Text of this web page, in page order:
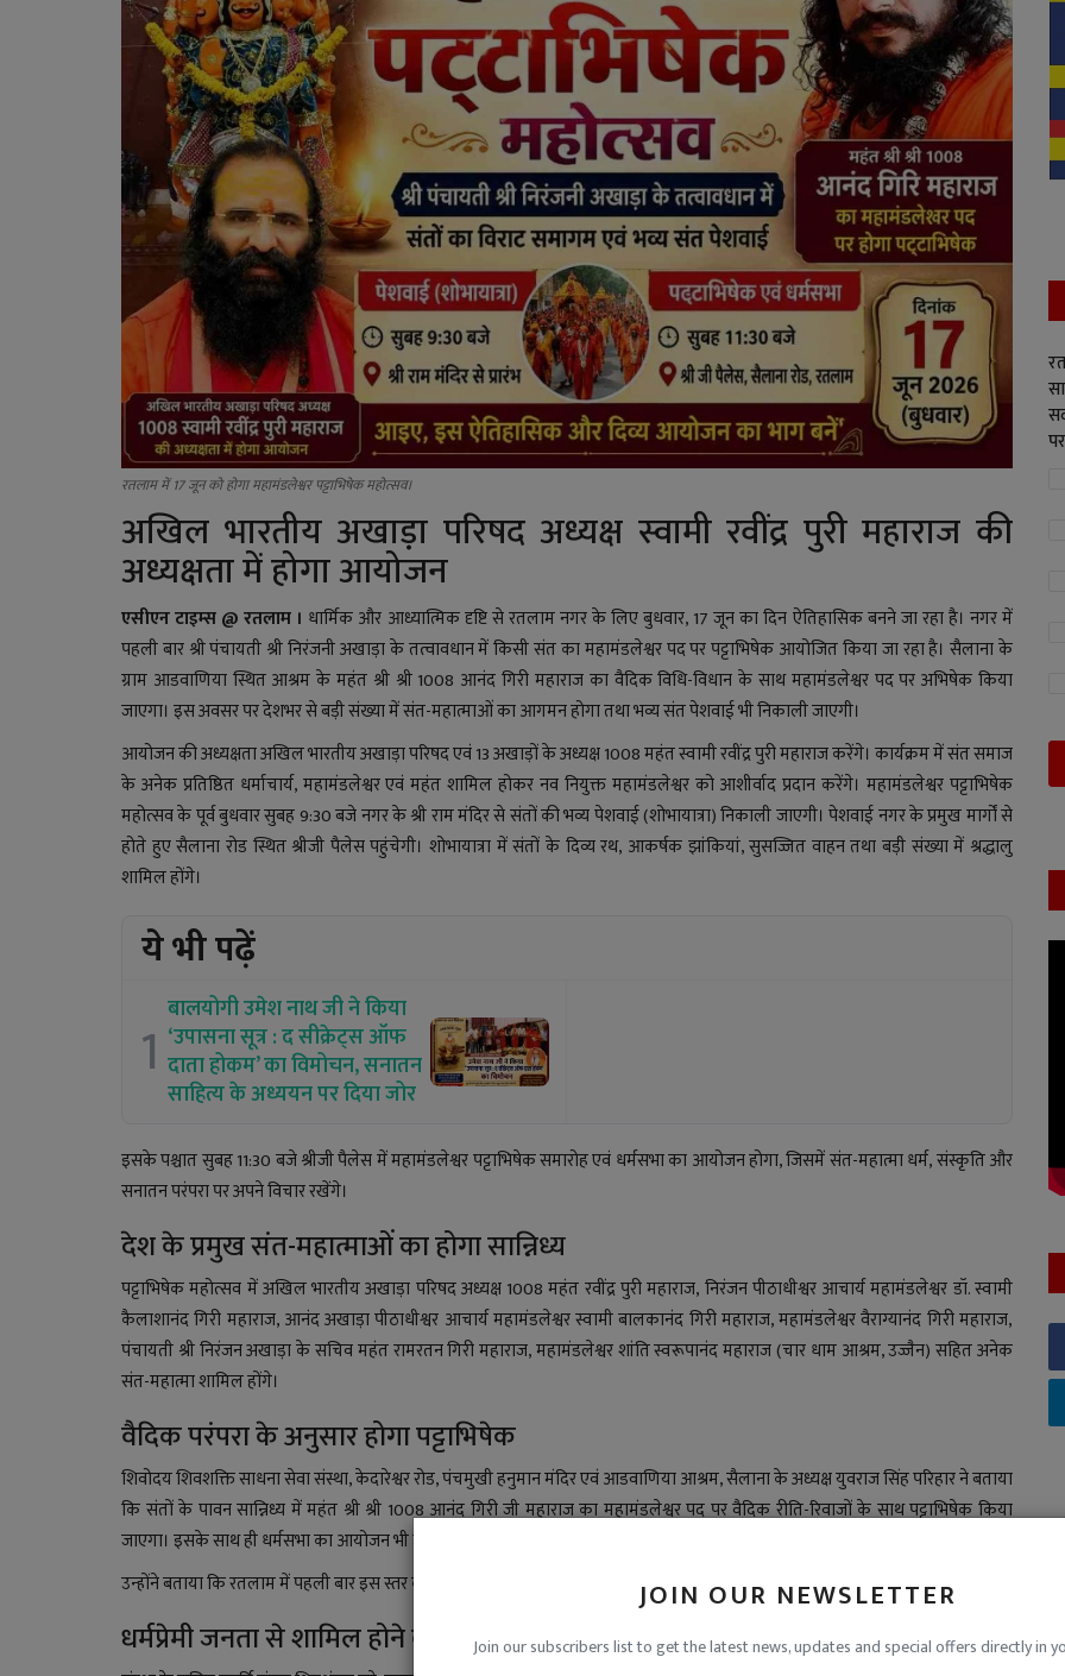
JOIN OUR NEWSLETTER
Join our subscribers list to get the latest news, updates and special offers directly in
रतलाम में 17 जून को होगा महामंडलेश्वर पट्टाभिषेक महोत्सव।
अखिल भारतीय अखाड़ा परिषद अध्यक्ष स्वामी रवींद्र पुरी महाराज की
अध्यक्षता में होगा आयोजन
एसीएन टाइम्स @ रतलाम । धार्मिक और आध्यात्मिक दृष्टि से रतलाम नगर के लिए बुधवार, 17 जून का दिन ऐतिहासिक बनने जा रहा है। नगर में
पहली बार श्री पंचायती श्री निरंजनी अखाड़ा के तत्वावधान में किसी संत का महामंडलेश्वर पद पर पट्टाभिषेक आयोजित किया जा रहा है। सैलाना के
ग्राम आडवाणिया स्थित आश्रम के महंत श्री श्री 1008 आनंद गिरी महाराज का वैदिक विधि-विधान के साथ महामंडलेश्वर पद पर अभिषेक किया
जाएगा। इस अवसर पर देशभर से बड़ी संख्या में संत-महात्माओं का आगमन होगा तथा भव्य संत पेशवाई भी निकाली जाएगी।
आयोजन की अध्यक्षता अखिल भारतीय अखाड़ा परिषद एवं 13 अखाड़ों के अध्यक्ष 1008 महंत स्वामी रवींद्र पुरी महाराज करेंगे। कार्यक्रम में संत समाज
के अनेक प्रतिष्ठित धर्माचार्य, महामंडलेश्वर एवं महंत शामिल होकर नव नियुक्त महामंडलेश्वर को आशीर्वाद प्रदान करेंगे। महामंडलेश्वर पट्टाभिषेक
महोत्सव के पूर्व बुधवार सुबह 9:30 बजे नगर के श्री राम मंदिर से संतों की भव्य पेशवाई (शोभायात्रा) निकाली जाएगी। पेशवाई नगर के प्रमुख मार्गों से
होते हुए सैलाना रोड स्थित श्रीजी पैलेस पहुंचेगी। शोभायात्रा में संतों के दिव्य रथ, आकर्षक झांकियां, सुसज्जित वाहन तथा बड़ी संख्या में श्रद्धालु
शामिल होंगे।
ये भी पढ़ें
1 बालयोगी उमेश नाथ जी ने किया
‘उपासना सूत्र : द सीक्रेट्स ऑफ
दाता होकम’ का विमोचन, सनातन
साहित्य के अध्ययन पर दिया जोर
इसके पश्चात सुबह 11:30 बजे श्रीजी पैलेस में महामंडलेश्वर पट्टाभिषेक समारोह एवं धर्मसभा का आयोजन होगा, जिसमें संत-महात्मा धर्म, संस्कृति और
सनातन परंपरा पर अपने विचार रखेंगे।
देश के प्रमुख संत-महात्माओं का होगा सान्निध्य
पट्टाभिषेक महोत्सव में अखिल भारतीय अखाड़ा परिषद अध्यक्ष 1008 महंत रवींद्र पुरी महाराज, निरंजन पीठाधीश्वर आचार्य महामंडलेश्वर डॉ. स्वामी
कैलाशानंद गिरी महाराज, आनंद अखाड़ा पीठाधीश्वर आचार्य महामंडलेश्वर स्वामी बालकानंद गिरी महाराज, महामंडलेश्वर वैराग्यानंद गिरी महाराज,
पंचायती श्री निरंजन अखाड़ा के सचिव महंत रामरतन गिरी महाराज, महामंडलेश्वर शांति स्वरूपानंद महाराज (चार धाम आश्रम, उज्जैन) सहित अनेक
संत-महात्मा शामिल होंगे।
वैदिक परंपरा के अनुसार होगा पट्टाभिषेक
शिवोदय शिवशक्ति साधना सेवा संस्था, केदारेश्वर रोड, पंचमुखी हनुमान मंदिर एवं आडवाणिया आश्रम, सैलाना के अध्यक्ष युवराज सिंह परिहार ने बताया
कि संतों के पावन सान्निध्य में महंत श्री श्री 1008 आनंद गिरी जी महाराज का महामंडलेश्वर पद पर वैदिक रीति-रिवाजों के साथ पट्टाभिषेक किया
जाएगा। इसके साथ ही धर्मसभा का आयोजन भी होगा, जिसमें श्रद्धालुओं को संतों का मार्गदर्शन प्राप्त होगा।
उन्होंने बताया कि रतलाम में पहली बार इस स्तर का पट्टाभिषेक महोत्सव आयोजित किया जा रहा है, जिससे धर्मप्रेमी नागरिकों में विशेष उत्साह है।
धर्मप्रेमी जनता से शामिल होने का आह्वान